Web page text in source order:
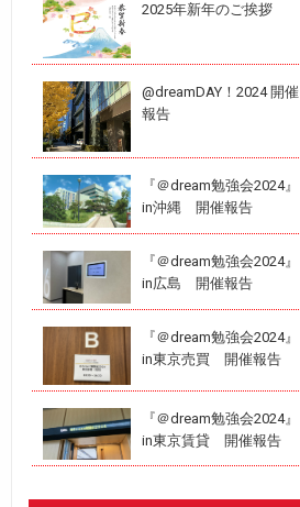
2025年新年のご挨拶
@dreamDAY！2024 開催
報告
『＠dream勉強会2024』
in沖縄 開催報告
『＠dream勉強会2024』
in広島 開催報告
『＠dream勉強会2024』
in東京売買 開催報告
『＠dream勉強会2024』
in東京賃貸 開催報告